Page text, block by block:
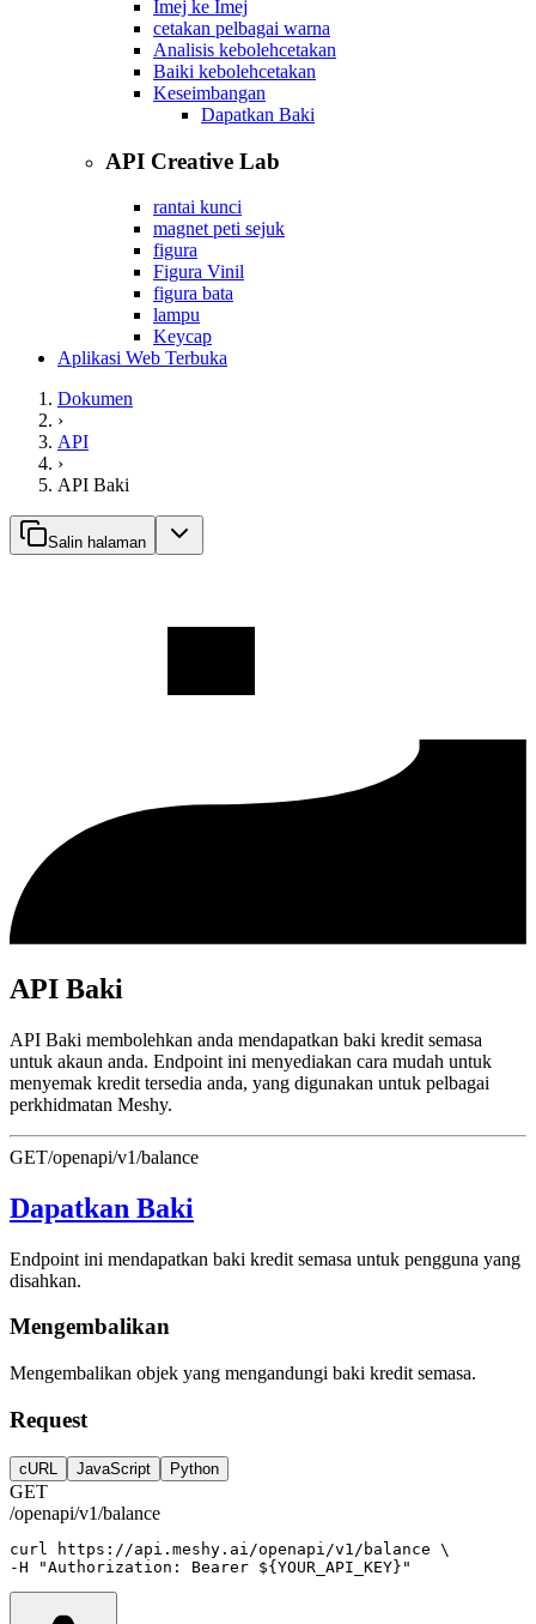
Imej ke Imej
cetakan pelbagai warna
Analisis kebolehcetakan
Baiki kebolehcetakan
Keseimbangan
Dapatkan Baki
API Creative Lab
rantai kunci
magnet peti sejuk
figura
Figura Vinil
figura bata
lampu
Keycap
Aplikasi Web Terbuka
Dokumen
›
API
›
API Baki
Salin halaman
API Baki
API Baki membolehkan anda mendapatkan baki kredit semasa
untuk akaun anda. Endpoint ini menyediakan cara mudah untuk
menyemak kredit tersedia anda, yang digunakan untuk pelbagai
perkhidmatan Meshy.
GET/openapi/v1/balance
Dapatkan Baki
Endpoint ini mendapatkan baki kredit semasa untuk pengguna yang
disahkan.
Mengembalikan
Mengembalikan objek yang mengandungi baki kredit semasa.
Request
cURL JavaScript Python
GET
/openapi/v1/balance
curl https://api.meshy.ai/openapi/v1/balance \
-H
"Authorization: Bearer ${YOUR_API_KEY}"